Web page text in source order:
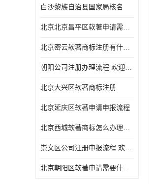
白沙黎族自治县国家局核名
北京北京昌平区软著申请需要什么条件 软件著作权 欢迎电话咨询
北京密云软著商标注册有什么要求 软件著作权 欢迎电话咨询
朝阳公司注册办理流程 欢迎电话咨询
北京大兴区软著商标注册
北京延庆区软著申请申报流程
北京西城软著商标怎么办理流程 欢迎电话咨询
崇文区公司注册申报流程 欢迎电话咨询
北京朝阳区软著申请需要什么条件 欢迎电话咨询